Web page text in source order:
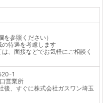
参照ください）
待遇を考慮します
、面接などでお気軽にご相談く
1
営業所
後、すぐに株式会社ガスワン埼玉